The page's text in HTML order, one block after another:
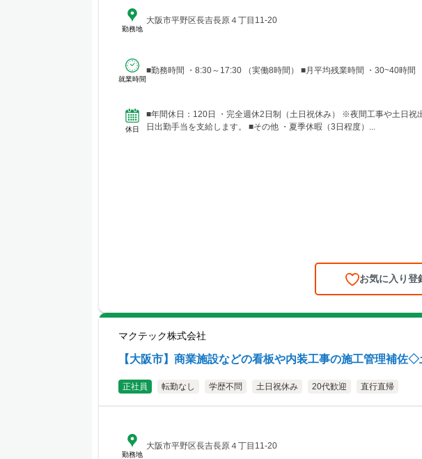
勤務地
大阪市平野区長吉長原４丁目11-20
就業時間
■勤務時間 ・8:30～17:30 （実働8時間） ■月平均残業時間 ・30~40時間
休日
■年間休日：120日 ・完全週休2日制（土日祝休み） ※夜間工事や土日祝
日出勤手当を支給します。 ■その他 ・夏季休暇（3日程度）...
お気に入り登
マクテック株式会社
【大阪市】商業施設などの看板や内装工事の施工管理補
正社員 転勤なし 学歴不問 土日祝休み 20代歓迎 直行直帰
勤務地
大阪市平野区長吉長原４丁目11-20